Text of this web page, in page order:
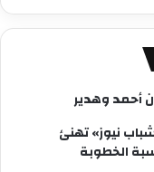
أحمد وهدير
نيوز» تهنئ
الخطوبة